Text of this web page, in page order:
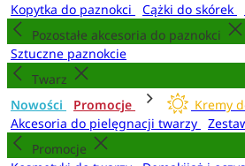
Kopytka do paznokci
Cążki do skórek
Pozostałe akcesoria do paznokci
Sztuczne paznokcie
Twarz
Nowości
Promocje Kremy
Akcesoria do pielęgnacji twarzy
Promocje